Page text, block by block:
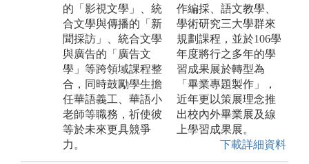
的「影視文學」、統
合文學與傳播的「新
聞採訪」、統合文學
與廣告的「廣告文
學」等跨領域課程整
合，同時鼓勵學生擔
任華語義工、華語小
老師等職務，祈使彼
等於未來更具競爭
力。
作編採、語文教學、
學術研究三大學群來
規劃課程，並於106學
年度將行之多年的學
習成果展於轉型為
「畢業專題製作」，
近年更以策展理念推
出校內外畢業展及線
上學習成果展。
下載詳細資料